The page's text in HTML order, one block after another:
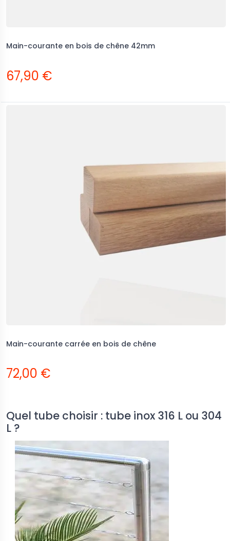
Main-courante en bois de chêne 42mm
67,90 €
Main-courante carrée en bois de chêne
72,00 €
Quel tube choisir : tube inox 316 L ou 304
L ?